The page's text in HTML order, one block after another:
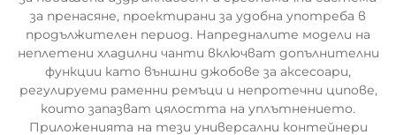
за пренасяне, проектирани за удобна употреба в
продължителен период. Напредналите модели на
неплетени хладилни чанти включват допълнителни
функции като външни джобове за аксесоари,
регулируеми раменни ремъци и непротечни ципове,
които запазват цялостта на уплътнението.
Приложенията на тези универсални контейнери